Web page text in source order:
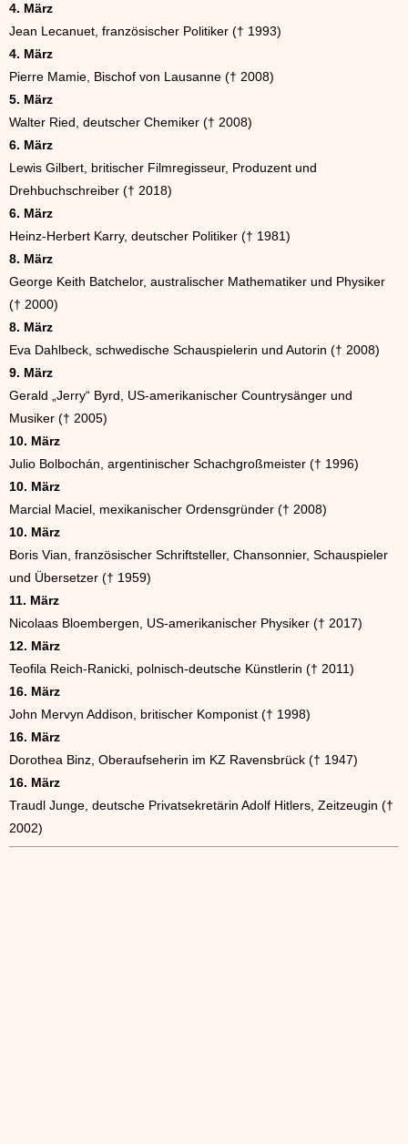
4. März
Jean Lecanuet, französischer Politiker († 1993)
4. März
Pierre Mamie, Bischof von Lausanne († 2008)
5. März
Walter Ried, deutscher Chemiker († 2008)
6. März
Lewis Gilbert, britischer Filmregisseur, Produzent und
Drehbuchschreiber († 2018)
6. März
Heinz-Herbert Karry, deutscher Politiker († 1981)
8. März
George Keith Batchelor, australischer Mathematiker und Physiker
(† 2000)
8. März
Eva Dahlbeck, schwedische Schauspielerin und Autorin († 2008)
9. März
Gerald „Jerry“ Byrd, US-amerikanischer Countrysänger und
Musiker († 2005)
10. März
Julio Bolbochán, argentinischer Schachgroßmeister († 1996)
10. März
Marcial Maciel, mexikanischer Ordensgründer († 2008)
10. März
Boris Vian, französischer Schriftsteller, Chansonnier, Schauspieler
und Übersetzer († 1959)
11. März
Nicolaas Bloembergen, US-amerikanischer Physiker († 2017)
12. März
Teofila Reich-Ranicki, polnisch-deutsche Künstlerin († 2011)
16. März
John Mervyn Addison, britischer Komponist († 1998)
16. März
Dorothea Binz, Oberaufseherin im KZ Ravensbrück († 1947)
16. März
Traudl Junge, deutsche Privatsekretärin Adolf Hitlers, Zeitzeugin (†
2002)